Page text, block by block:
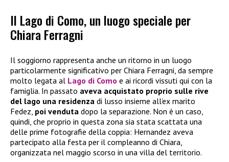
Il Lago di Como, un luogo speciale per
Chiara Ferragni
Il soggiorno rappresenta anche un ritorno in un luogo
particolarmente significativo per Chiara Ferragni, da sempre
molto legata al Lago di Como e ai ricordi vissuti qui con la
famiglia. In passato aveva acquistato proprio sulle rive
del lago una residenza di lusso insieme all’ex marito
Fedez, poi venduta dopo la separazione. Non è un caso,
quindi, che proprio in questa zona sia stata scattata una
delle prime fotografie della coppia: Hernandez aveva
partecipato alla festa per il compleanno di Chiara,
organizzata nel maggio scorso in una villa del territorio.